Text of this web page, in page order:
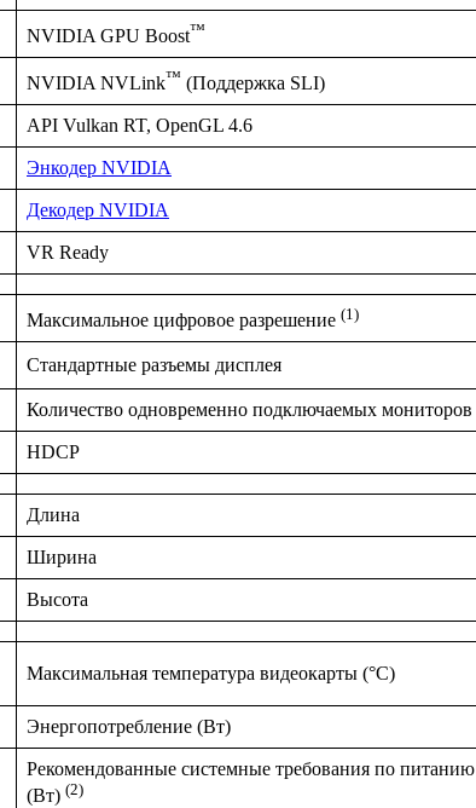
NVIDIA GPU Boost™
NVIDIA NVLink™ (Поддержка SLI)
API Vulkan RT, OpenGL 4.6
Энкодер NVIDIA
Декодер NVIDIA
VR Ready
Максимальное цифровое разрешение (1)
Стандартные разъемы дисплея
Количество одновременно подключаемых мониторов
HDCP
Длина
Ширина
Высота
Максимальная температура видеокарты (°С)
Энергопотребление (Вт)
Рекомендованные системные требования по питанию
(Вт) (2)